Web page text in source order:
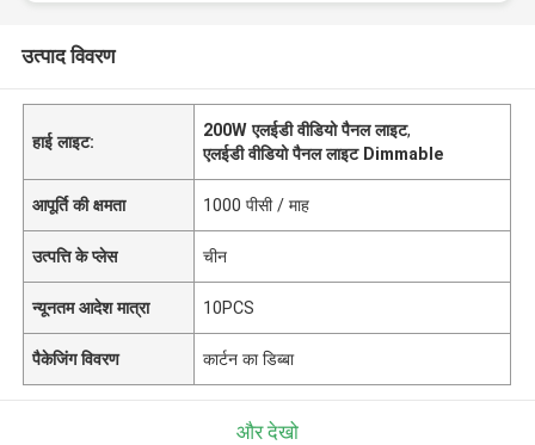
उत्पाद विवरण
हाई लाइट:
200W एलईडी वीडियो पैनल लाइट,
एलईडी वीडियो पैनल लाइट Dimmable
आपूर्ति की क्षमता 1000 पीसी / माह
उत्पत्ति के प्लेस चीन
न्यूनतम आदेश मात्रा 10PCS
पैकेजिंग विवरण कार्टन का डिब्बा
और देखो